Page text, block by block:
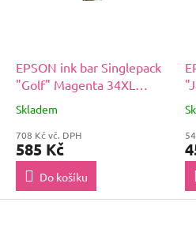
EPSON ink bar Singlepack
"Golf" Magenta 34XL
DURABrite Ultra Ink 10,8
ml
Skladem
708 Kč vč. DPH
585 Kč
Do košíku
Z